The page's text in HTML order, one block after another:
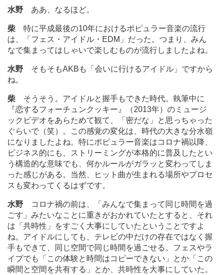
水野 ああ、なるほど。
柴 特に平成最後の10年におけるポピュラー音楽の流行
は、「フェス・アイドル・EDM」だった。つまり、みん
なで集まってはしゃいで楽しむものが流行しましたよね。
水野 そもそもAKBも「会いに行けるアイドル」ですから
ね。
柴 そうそう。アイドルと握手もできた時代。執筆中に
『恋するフォーチュンクッキー』（2013年）のミュージ
ックビデオをあらためて観て、「密だな」と思っちゃった
ぐらいで（笑）。この感覚の変化は、時代の大きな分水嶺
になりましたよね。特にポピュラー音楽はコロナ禍以降、
ビジネス的にも、ストリーミングが本格的に普及したとい
う構造的な意味でも、何かルールがガラッと変わってしま
った感じがある。当然、ヒット曲が生まれる場所やプロセ
スも変わってくるはずです。
水野 コロナ禍の前は、「みんなで集まって同じ時間を過
ごす」みたいなことに重きがおかれていたとすると、それ
は「共時性」をすごく大事にしていたということですよ
ね。アイドルにしても、テレビの中だけの存在ではなく握
手もできて、同じ空間で同じ時間を過ごせる。フェスやラ
イブでも「この体験と時間はコピーできない」とか「この
瞬間と空間を共有する」とか、共時性を大事にしていた。